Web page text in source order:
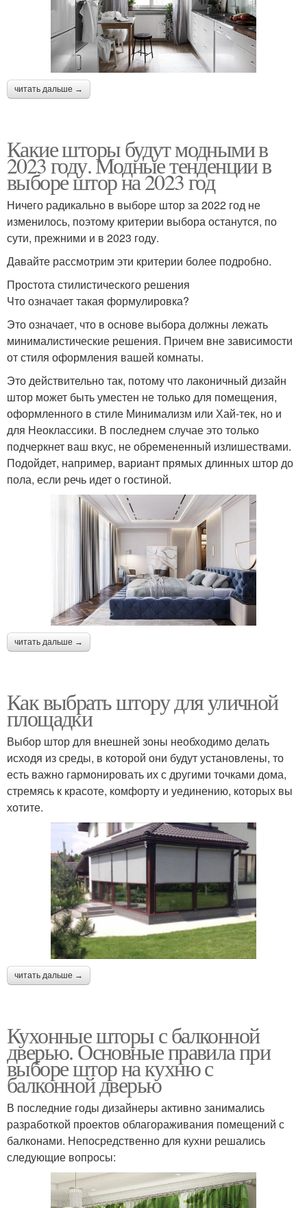
читать дальше →
Какие шторы будут модными в
2023 году. Модные тенденции в
выборе штор на 2023 год
Ничего радикально в выборе штор за 2022 год не
изменилось, поэтому критерии выбора останутся, по
сути, прежними и в 2023 году.
Давайте рассмотрим эти критерии более подробно.
Простота стилистического решения
Что означает такая формулировка?
Это означает, что в основе выбора должны лежать
минималистические решения. Причем вне зависимости
от стиля оформления вашей комнаты.
Это действительно так, потому что лаконичный дизайн
штор может быть уместен не только для помещения,
оформленного в стиле Минимализм или Хай-тек, но и
для Неоклассики. В последнем случае это только
подчеркнет ваш вкус, не обремененный излишествами.
Подойдет, например, вариант прямых длинных штор до
пола, если речь идет о гостиной.
читать дальше →
Как выбрать штору для уличной
площадки
Выбор штор для внешней зоны необходимо делать
исходя из среды, в которой они будут установлены, то
есть важно гармонировать их с другими точками дома,
стремясь к красоте, комфорту и уединению, которых вы
хотите.
читать дальше →
Кухонные шторы с балконной
дверью. Основные правила при
выборе штор на кухню с
балконной дверью
В последние годы дизайнеры активно занимались
разработкой проектов облагораживания помещений с
балконами. Непосредственно для кухни решались
следующие вопросы: